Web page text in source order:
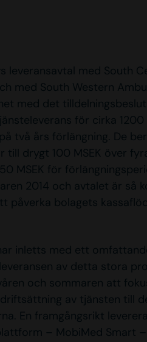
leveransavtal med South
med South Western
med det
för cirka
två års förlängning. De
till drygt 100 MSEK över
MSEK för
2014 och avtalet är så
påverka bolagets
inletts med ett
av detta stora
och sommaren att
av tjänsten till
En framgångsrikt
– MobiMed Smart